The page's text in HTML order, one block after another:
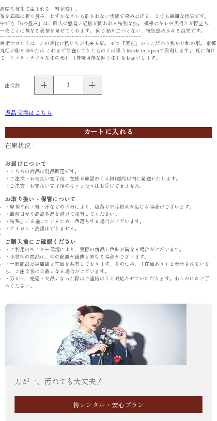
高度な技術で生まれる「雪花絞」。
布を正確に折り畳み、わずかなズレも許されない状態で染め上げる、とても繊細な技法です。
中でも「6つ畳み」は、職人の感覚と経験が問われる特別な技。 模様のキレや奥行きが際立ち、
一枚ごとに異なる表情を見せてくれます。 同じ柄が二つとない、特別感あふれる浴衣です。
-------------------------------------------------------
美術サロンとは... この時代に私たちが出来る事。 ゼロ「原点」からこだわり抜いた和の形。 京都
丸紅が創るゆかたは これまで存在してきたものとは違う Made in Japanで表現します。 夏に向け
て「サスティナブルな和の形」 「持続可能な輝く和」をお届けします。
注文数
返品交換はこちら
カートに入れる
在庫状況 :
お届けについて
・こちらの商品は現品販売です。
・ご注文・お支払い完了後、在庫を確認のうえ約1週間以内に発送いたします。
・ご注文・お支払い完了後のキャンセルはお受けできません。
お取り扱い・保管について
・摩擦や雨・雪・汗などの水分により、色落ちや型崩れが生じる場合がございます。
・直射日光や高温多湿を避けて保管してください。
・特殊加工を施しているため、色落ちする場合がございます。
・アイロン・洗濯はできません。
ご購入前にご確認ください
・ご利用のモニター環境により、実際の商品と色味が異なる場合がございます。
・小紋柄の商品は、柄の配置が画像と異なる場合がございます。
・一部商品は実店舗と在庫を共有しております。そのため、「在庫あり」と表示されていて
も、ご注文後に欠品となる場合がございます。
・万が一、完売・欠品となった際はご連絡のうえ対応させていただきます。あらかじめご了
承ください。
万が一、汚れても大丈夫！
袴レンタル・安心プラン